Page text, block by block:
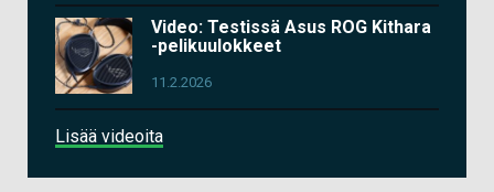
Video: Testissä Asus ROG Kithara
-pelikuulokkeet
11.2.2026
Lisää videoita